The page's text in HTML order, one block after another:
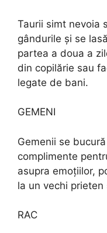
Taurii simt nevoia
gândurile și se
partea a doua a
din copilărie sau
legate de bani.
GEMENI
Gemenii se
complimente
asupra emoțiilor,
la un vechi prieten
RAC